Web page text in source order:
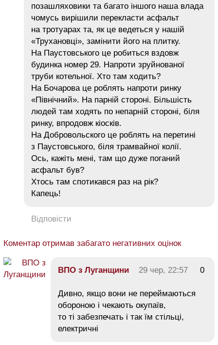
позашляховики та багато іншого наша влада
чомусь вирішили перекласти асфальт
на тротуарах та, як це ведеться у нашій
«Трухановці», замінити його на плитку.
На Паустовського це робиться вздовж
будинка номер 29. Напроти зруйнованої
труби котельної. Хто там ходить?
На Бочарова це роблять напроти ринку
«Північний». На парній стороні. Більшість
людей там ходять по непарній стороні, біля
ринку, впродовж кіосків.
На Добровольского це роблять на перетині
з Паустовського, біля трамвайної колії.
Ось, кажіть мені, там що дуже поганий
асфальт був?
Хтось там спотикався раз на рік?
Капець!
Відповісти
Коментар отримав забагато негативних оцінок
ВПО з Луганщини 29 чер, 22:57 0
Дивно, якщо вони не переймаються
обороною і чекають окупаїв,
то ті забезпечать і так їм стільці,
електричні